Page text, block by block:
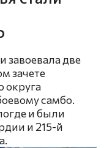
завоевала две
зачете
округа
самбо.
и были
и 215-й